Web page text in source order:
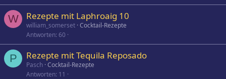
W Rezepte mit Laphroaig 10
william_somerset Cocktail-Rezepte
Antworten 60
P Rezepte mit Tequila Reposado
Pasch Cocktail-Rezepte
Antworten 11